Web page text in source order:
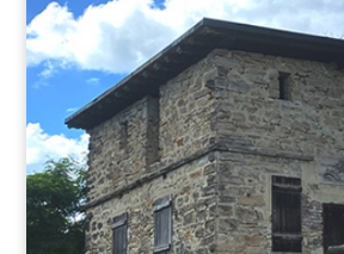
WELLNESS